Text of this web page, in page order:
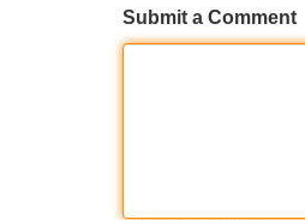
Submit a Comment